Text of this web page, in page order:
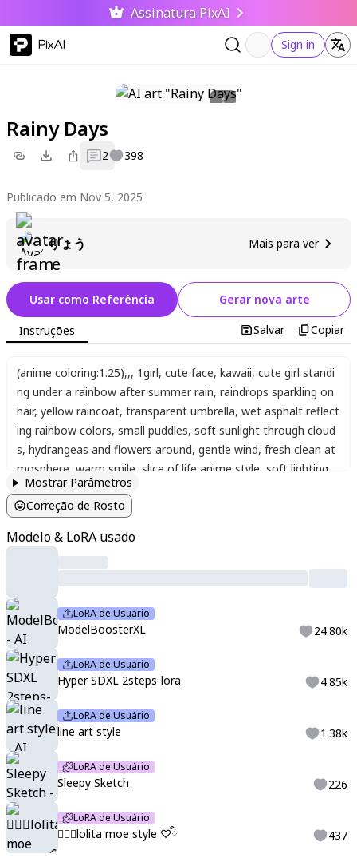
Assinatura PixAI
PixAI Sign in
Rainy Days
2 398
Publicado em Nov 5, 2025
りょう Mais para ver
Usar como Referência Gerar nova arte
Instruções Salvar Copiar
(anime coloring:1.25),,, 1girl, cute face, kawaii, cute girl standi
ng under a rainbow after summer rain, raindrops sparkling on
hair, yellow raincoat, transparent umbrella, wet asphalt reflect
ing rainbow colors, small puddles, soft sunlight through cloud
s, hydrangeas and flowers around, gentle wind, fresh clean at
mosphere warm smile slice of life anime style soft lighting
delicate details, heartfelt mood
order, selected topics
dress,kawaii,anime_style
Mostrar Parâmetros
Correção de Rosto
Modelo & LoRA usado
LoRA de Usuário
ModelBoosterXL 24.80k
LoRA de Usuário
Hyper SDXL 2steps-lora 4.85k
LoRA de Usuário
line art style 1.38k
LoRA de Usuário
Sleepy Sketch 226
LoRA de Usuário
♡ིྀlolita moe style ♡ིྀ 437